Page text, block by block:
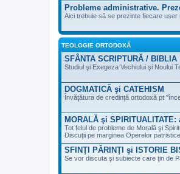
Probleme administrative.
Aici trebuie să se prezinte fiecare
TEOLOGIE ORTODOXĂ
SFÂNTA SCRIPTURĂ / BIBLIA
Studiul şi Exegeza Vechiului şi Noului
DOGMATICĂ şi CATEHISM
Învăţătura de credinţă ortodoxă pt
MORALĂ şi
Tot felul de probleme de Morală şi
Discuţii pe marginea Operelor
SFINŢI PĂRINŢI şi ISTORIE
Se vor discuta şi subiecte care ţin de